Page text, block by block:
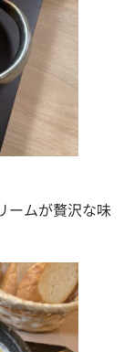
ームが贅沢な味